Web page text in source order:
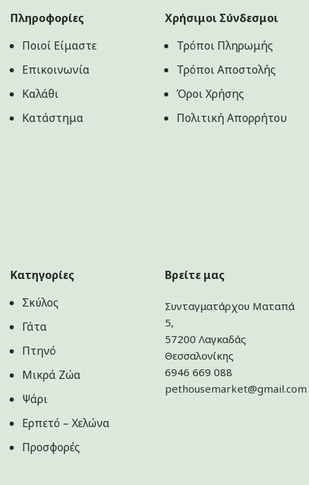
Πληροφορίες
Ποιοί Είμαστε
Επικοινωνία
Καλάθι
Κατάστημα
Χρήσιμοι Σύνδεσμοι
Τρόποι Πληρωμής
Τρόποι Αποστολής
Όροι Χρήσης
Πολιτική Aπορρήτου
Κατηγορίες
Σκύλος
Γάτα
Πτηνό
Μικρά Ζώα
Ψάρι
Ερπετό – Χελώνα
Προσφορές
Βρείτε μας
Συνταγματάρχου Ματαπά
5,
57200 Λαγκαδάς
Θεσσαλονίκης
6946 669 088
pethousemarket@gmail.com